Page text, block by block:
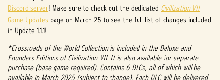
a
y
재생
을
Discord server! Make sure to check out the dedicated Civilization VII
Game Updates page on March 25 to see the full list of changes included
in Update 1.1.1!
*Crossroads of the World Collection is included in the Deluxe and
Founders Editions of Civilization VII. It is also available for separate
purchase (base game required). Contains 6 DLCs, all of which will be
available in March 2025 (subject to change). Each DLC will be delivered